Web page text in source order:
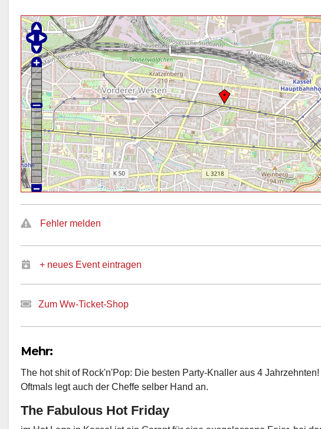
Fehler melden
+ neues Event eintragen
Zum Ww-Ticket-Shop
Mehr:
The hot shit of Rock'n'Pop: Die besten Party-Knaller aus 4
Oftmals legt auch der Cheffe selber Hand an.
The Fabulous Hot Friday